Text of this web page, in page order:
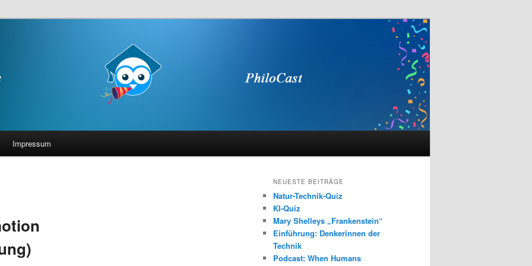
Impressum
NEUESTE BEITRÄGE
Natur-Technik-Quiz
KI-Quiz
Mary Shelleys „Frankenstein“
Einführung: Denkerinnen der
Technik
Podcast: When Humans